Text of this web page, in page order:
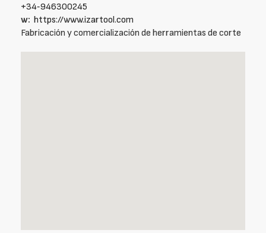
+34‑946300245
w: https://www.izartool.com
Fabricación y comercialización de herramientas de corte